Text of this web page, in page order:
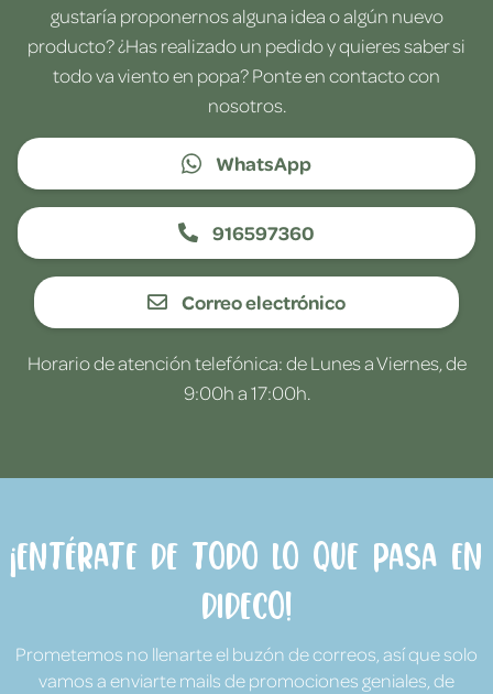
gustaría proponernos alguna idea o algún nuevo
producto? ¿Has realizado un pedido y quieres saber si
todo va viento en popa? Ponte en contacto con
nosotros.
WhatsApp
916597360
Correo electrónico
Horario de atención telefónica: de Lunes a Viernes, de
9:00h a 17:00h.
¡Entérate de todo lo que pasa en
Dideco!
Prometemos no llenarte el buzón de correos, así que solo
vamos a enviarte mails de promociones geniales, de